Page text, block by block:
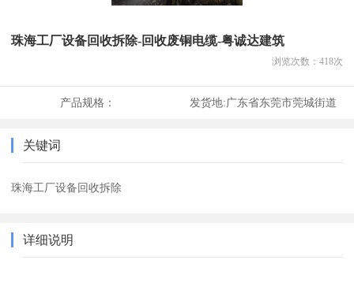
珠海工厂设备回收拆除-回收废铜电缆-粤诚达建筑
浏览次数： 418次
产品规格： 发货地:广东省东莞市莞城街道
关键词
珠海工厂设备回收拆除
详细说明